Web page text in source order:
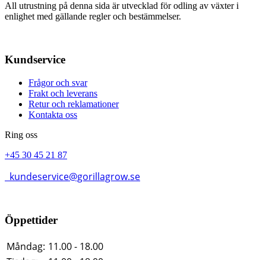
All utrustning på denna sida är utvecklad för odling av växter i
enlighet med gällande regler och bestämmelser.
Kundservice
Frågor och svar
Frakt och leverans
Retur och reklamationer
Kontakta oss
Ring oss
+45 30 45 21 87
kundeservice@gorillagrow.se
Öppettider
Måndag: 11.00 - 18.00